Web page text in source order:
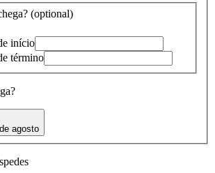
(optional)
início
término
agosto